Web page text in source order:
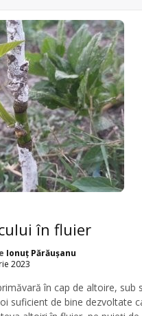
în fluier
Ionuț Părăușanu
2023
în cap de altoire, sub
suficient de bine dezvoltate